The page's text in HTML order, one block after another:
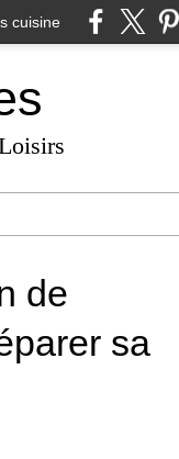
cuisine
de
sa